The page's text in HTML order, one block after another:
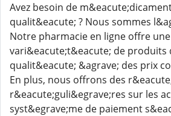
Avez besoin de
qualit&eacute; ? Nous sommes
Notre pharmacie en ligne offre
vari&eacute;t&eacute; de produits
qualit&eacute; &agrave; des prix
En plus, nous offrons des
r&eacute;guli&egrave;res sur les
syst&egrave;me de paiement